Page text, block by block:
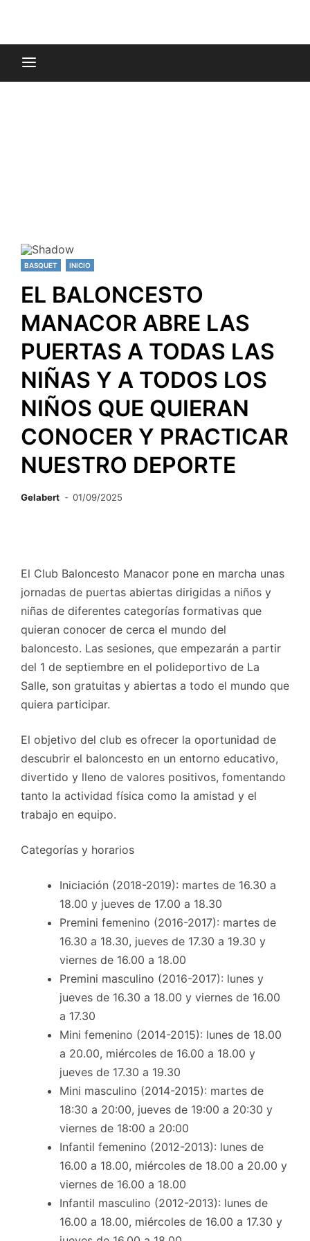
BASQUET INICIO
EL BALONCESTO
MANACOR ABRE LAS
PUERTAS A TODAS LAS
NIÑAS Y A TODOS LOS
NIÑOS QUE QUIERAN
CONOCER Y PRACTICAR
NUESTRO DEPORTE
Gelabert 01/09/2025
El Club Baloncesto Manacor pone en marcha unas
jornadas de puertas abiertas dirigidas a niños y
niñas de diferentes categorías formativas que
quieran conocer de cerca el mundo del
baloncesto. Las sesiones, que empezarán a partir
del 1 de septiembre en el polideportivo de La
Salle, son gratuitas y abiertas a todo el mundo que
quiera participar.
El objetivo del club es ofrecer la oportunidad de
descubrir el baloncesto en un entorno educativo,
divertido y lleno de valores positivos, fomentando
tanto la actividad física como la amistad y el
trabajo en equipo.
Categorías y horarios
Iniciación (2018-2019): martes de 16.30 a
18.00 y jueves de 17.00 a 18.30
Premini femenino (2016-2017): martes de
16.30 a 18.30, jueves de 17.30 a 19.30 y
viernes de 16.00 a 18.00
Premini masculino (2016-2017): lunes y
jueves de 16.30 a 18.00 y viernes de 16.00
a 17.30
Mini femenino (2014-2015): lunes de 18.00
a 20.00, miércoles de 16.00 a 18.00 y
jueves de 17.30 a 19.30
Mini masculino (2014-2015): martes de
18:30 a 20:00, jueves de 19:00 a 20:30 y
viernes de 18:00 a 20:00
Infantil femenino (2012-2013): lunes de
16.00 a 18.00, miércoles de 18.00 a 20.00 y
viernes de 16.00 a 18.00
Infantil masculino (2012-2013): lunes de
16.00 a 18.00, miércoles de 16.00 a 17.30 y